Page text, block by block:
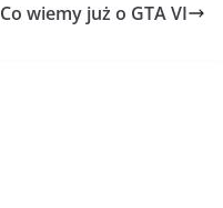
Co wiemy już o GTA VI